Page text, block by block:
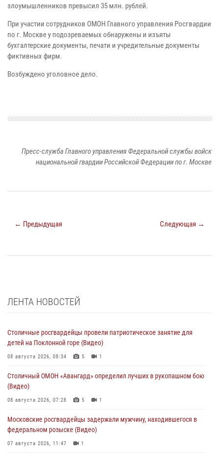
злоумышленников превысил 35 млн. рублей.
При участии сотрудников ОМОН Главного управления Росгвардии
по г. Москве у подозреваемых обнаружены и изъяты
бухгалтерские документы, печати и учредительные документы
фиктивных фирм.
Возбуждено уголовное дело.
Пресс-служба Главного управления Федеральной службы войск
национальной гвардии Российской Федерации по г. Москве
← Предыдущая Следующая →
ЛЕНТА НОВОСТЕЙ
Столичные росгвардейцы провели патриотическое занятие для
детей на Поклонной горе (Видео)
08 августа 2026, 08:34 5 1
Столичный ОМОН «Авангард» определил лучших в рукопашном бою
(Видео)
08 августа 2026, 07:28 5 1
Московские росгвардейцы задержали мужчину, находившегося в
федеральном розыске (Видео)
07 августа 2026, 11:47 1